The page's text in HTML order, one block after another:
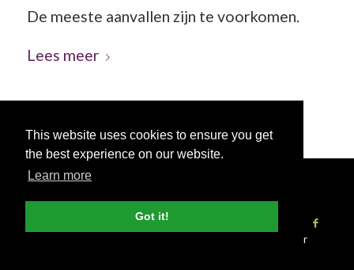
This website uses cookies to ensure you get
the best experience on our website.
Learn more
Got it!
De meeste aanvallen zijn te voorkomen.
Lees meer
© Copyright - 2026 Nettl
voorwaarden|Privacybeleid|Pers & Media
Word Nettl Partner